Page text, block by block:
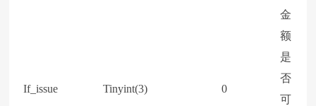
金
额
If_issue Tinyint(3) 0
是
否
可